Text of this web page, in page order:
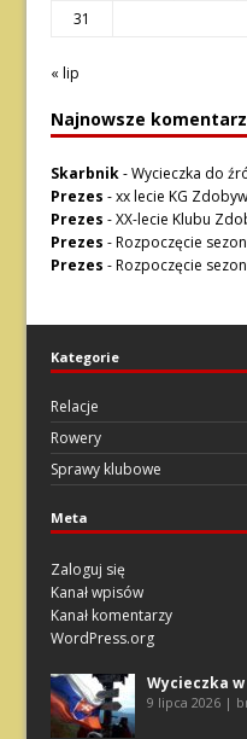
31
« lip
Najnowsze
Skarbnik-Wycieczka do
Prezes -xx lecie KG
Prezes -XX-lecie Klubu
Prezes -Rozpoczęcie
Prezes -Rozpoczęcie
Kategorie
Relacje
Rowery
Sprawy klubowe
Meta
Zaloguj się
Kanał wpisów
Kanał komentarzy
WordPress.org
Wycieczka
9 lipca 2026 |